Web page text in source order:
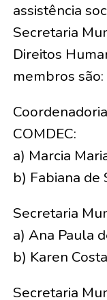
assistência
Secretaria
Direitos
membros são:
COMDEC:
a) Marcia
b) Fabiana de
Secretaria
a) Ana Paula
b) Karen
Secretaria